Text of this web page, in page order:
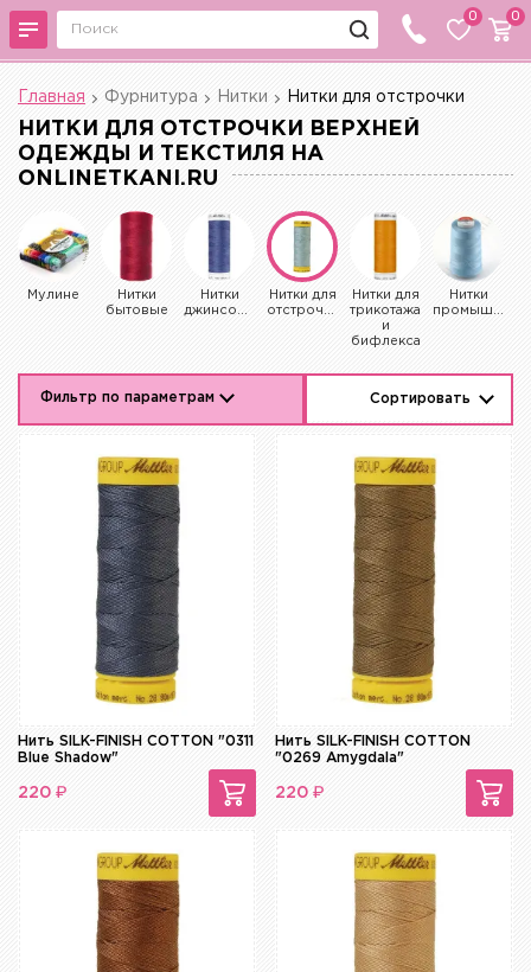
0 0
Главная Фурнитура Нитки Нитки для отстрочки
НИТКИ ДЛЯ ОТСТРОЧКИ ВЕРХНЕЙ
ОДЕЖДЫ И ТЕКСТИЛЯ НА
ONLINETKANI.RU
Мулине
Нитки
бытовые
Нитки
джинсовые
Нитки для
отстрочки
Нитки для
трикотажа
и
бифлекса
Нитки
промышленные
Фильтр по параметрам Сортировать
Нить SILK-FINISH COTTON "0311
Blue Shadow"
220 ₽
Нить SILK-FINISH COTTON
"0269 Amygdala"
220 ₽